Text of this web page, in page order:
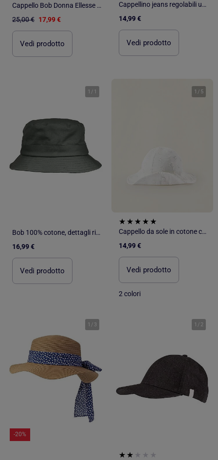
Cappello Bob Donna Ellesse in Sherpa
25,00 € 17,99 €
Vedi prodotto
Cappellino jeans regolabili unisex adulto Isotoner
14,99 €
Vedi prodotto
1 / 1
Bob 100% cotone, dettagli ricamati unisex adulto Isotoner
16,99 €
Vedi prodotto
1 / 5
Cappello da sole in cotone con broderie anglaise
14,99 €
Vedi prodotto
2 colori
1 / 3
-20%
1 / 2